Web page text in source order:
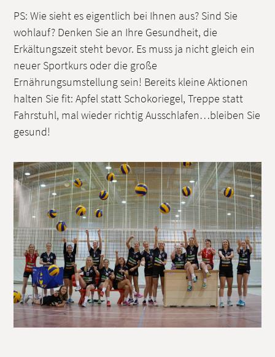
PS: Wie sieht es eigentlich bei Ihnen aus? Sind Sie
wohlauf? Denken Sie an Ihre Gesundheit, die
Erkältungszeit steht bevor. Es muss ja nicht gleich ein
neuer Sportkurs oder die große
Ernährungsumstellung sein! Bereits kleine Aktionen
halten Sie fit: Apfel statt Schokoriegel, Treppe statt
Fahrstuhl, mal wieder richtig Ausschlafen…bleiben Sie
gesund!